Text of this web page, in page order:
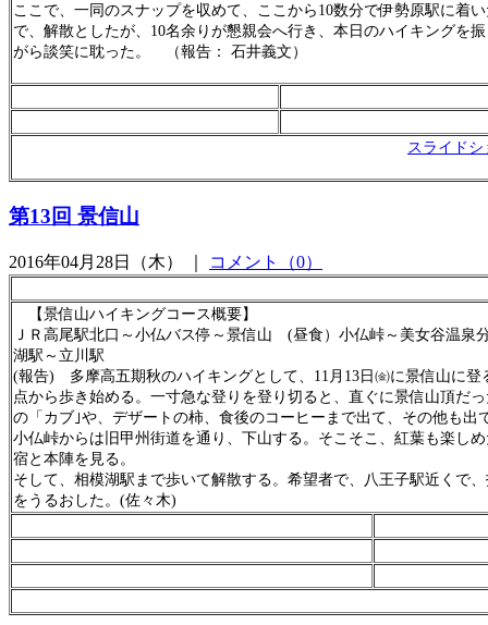
ここで、一同のスナップを収めて、ここから10数分で伊勢原駅に着
で、解散としたが、10名余りが懇親会へ行き、本日のハイキングを
がら談笑に耽った。 （報告： 石井義文）
スライドシ
第13回 景信山
2016年04月28日（木） ｜ コメント（0）
【景信山ハイキングコース概要】
ＪＲ高尾駅北口～小仏バス停～景信山 (昼食）小仏峠～美女谷温泉
湖駅～立川駅
(報告) 多摩高五期秋のハイキングとして、11月13日㈮に景信山に登
点から歩き始める。一寸急な登りを登り切ると、直ぐに景信山頂だ
の「カブ｣や、デザートの柿、食後のコーヒーまで出て、その他も出
小仏峠からは旧甲州街道を通り、下山する。そこそこ、紅葉も楽し
宿と本陣を見る。
そして、相模湖駅まで歩いて解散する。希望者で、八王子駅近くで
をうるおした。(佐々木)